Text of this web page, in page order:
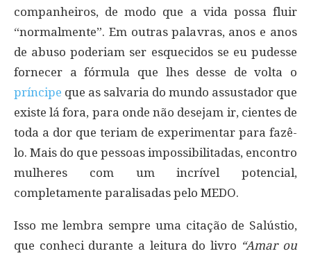
companheiros, de modo que a vida possa fluir
“normalmente”. Em outras palavras, anos e anos
de abuso poderiam ser esquecidos se eu pudesse
fornecer a fórmula que lhes desse de volta o
príncipe que as salvaria do mundo assustador que
existe lá fora, para onde não desejam ir, cientes de
toda a dor que teriam de experimentar para fazê-
lo. Mais do que pessoas impossibilitadas, encontro
mulheres com um incrível potencial,
completamente paralisadas pelo MEDO.
Isso me lembra sempre uma citação de Salústio,
que conheci durante a leitura do livro “Amar ou